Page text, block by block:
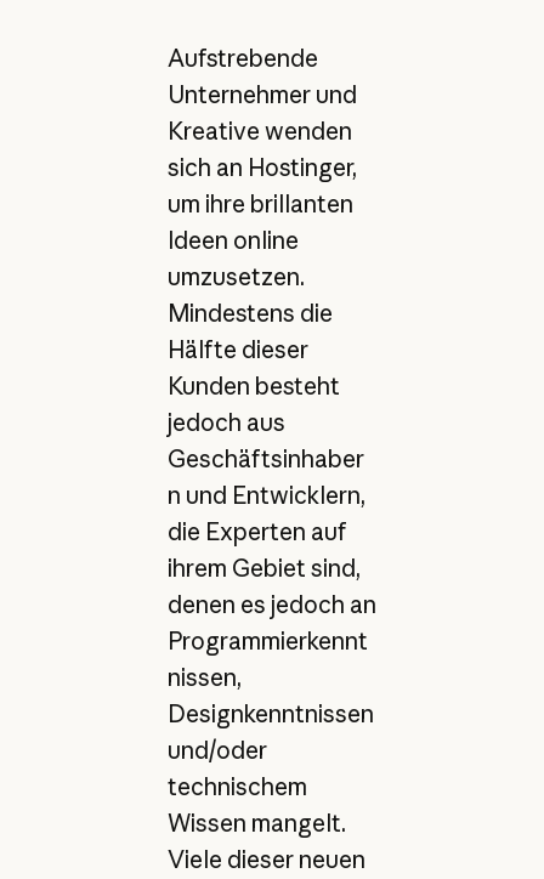
Aufstrebende
Unternehmer und
Kreative wenden
sich an Hostinger,
um ihre brillanten
Ideen online
umzusetzen.
Mindestens die
Hälfte dieser
Kunden besteht
jedoch aus
Geschäftsinhaber
n und Entwicklern,
die Experten auf
ihrem Gebiet sind,
denen es jedoch an
Programmierkennt
nissen,
Designkenntnissen
und/oder
technischem
Wissen mangelt.
Viele dieser neuen